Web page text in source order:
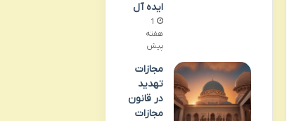
ایده آل
1
هفته
پیش
مجازات
تهدید
در قانون
مجازات